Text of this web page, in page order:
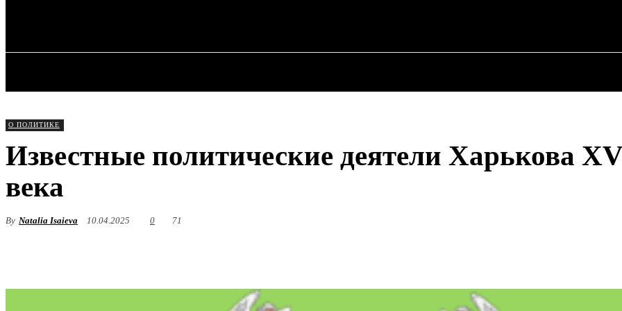
О ПОЛИТИКЕ
Известные политические деятели Харькова
века
By Natalia Isaieva 10.04.2025 0 71